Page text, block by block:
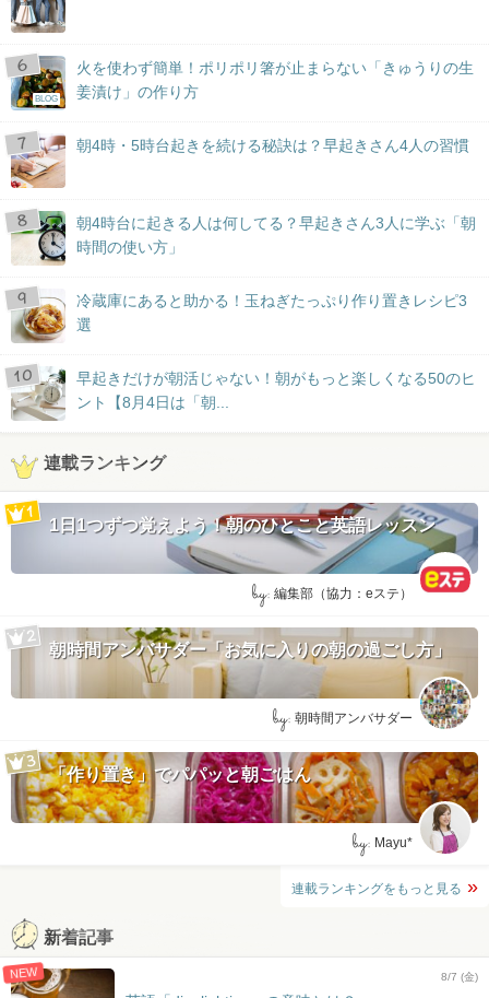
BLOG
火を使わず簡単！ポリポリ箸が止まらない「きゅうりの生
姜漬け」の作り方
朝4時・5時台起きを続ける秘訣は？早起きさん4人の習慣
朝4時台に起きる人は何してる？早起きさん3人に学ぶ「朝
時間の使い方」
冷蔵庫にあると助かる！玉ねぎたっぷり作り置きレシピ3
選
早起きだけが朝活じゃない！朝がもっと楽しくなる50のヒ
ント【8月4日は「朝...
連載ランキング
1日1つずつ覚えよう！朝のひとこと英語レッスン
by: 編集部（協力：eステ）
朝時間アンバサダー「お気に入りの朝の過ごし方」
by: 朝時間アンバサダー
「作り置き」でパパッと朝ごはん
by: Mayu*
連載ランキングをもっと見る
新着記事
NEW 8/7 (金)